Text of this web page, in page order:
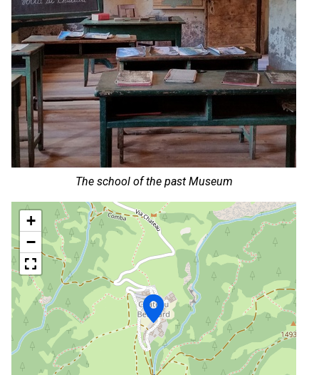
The school of the past Museum
+
−